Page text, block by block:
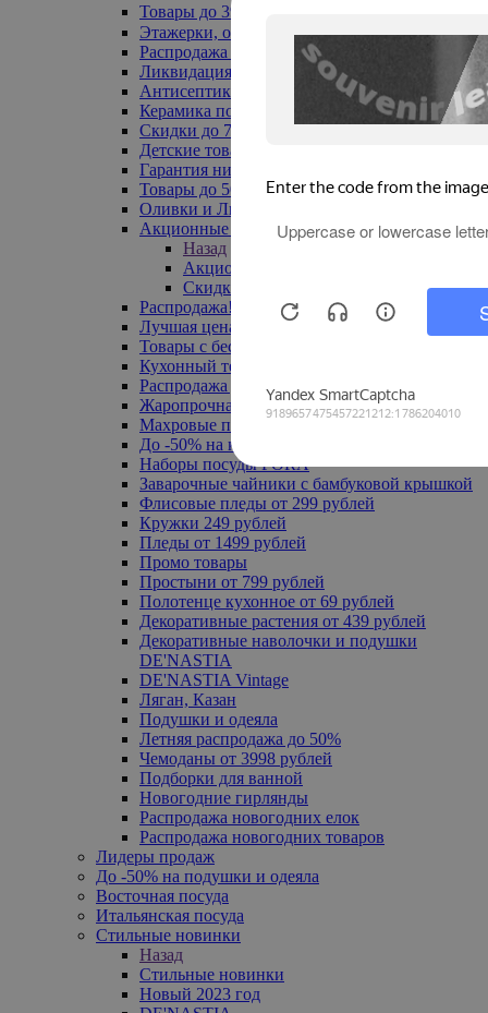
Товары до 399₽
Этажерки, обувницы
Распродажа текстиля до -50%
Ликвидация до -70%
Антисептики
Керамика по 129 руб
Скидки до 70%
Детские товары
Гарантия низкой цены
Товары до 500 руб
Оливки и Лимоны
Акционные товары
Назад
Акционные товары
Скидка 20% по промокоду
Распродажа! Ульяновск до -70%
Лучшая цена
Товары с бесплатной доставкой
Кухонный текстиль
Распродажа до -50%
Жаропрочная посуда
Махровые полотенца
До -50% на ковры
Наборы посуды FORA
Заварочные чайники с бамбуковой крышкой
Флисовые пледы от 299 рублей
Кружки 249 рублей
Пледы от 1499 рублей
Промо товары
Простыни от 799 рублей
Полотенце кухонное от 69 рублей
Декоративные растения от 439 рублей
Декоративные наволочки и подушки
DE'NASTIA
DE'NASTIA Vintage
Ляган, Казан
Подушки и одеяла
Летняя распродажа до 50%
Чемоданы от 3998 рублей
Подборки для ванной
Новогодние гирлянды
Распродажа новогодних елок
Распродажа новогодних товаров
Лидеры продаж
До -50% на подушки и одеяла
Восточная посуда
Итальянская посуда
Стильные новинки
Назад
Стильные новинки
Новый 2023 год